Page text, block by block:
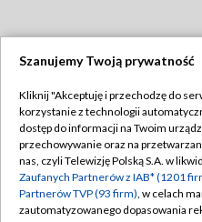
Abonament TVP
Emisja w TVP
Centrum informacji TVP
Polityka
Szanujemy Twoją prywatność
Kliknij "Akceptuję i przechodzę do
korzystanie z technologii
dostęp do informacji na Twoim
przechowywanie oraz na
nas, czyli Telewizję Polską S.A. w
Zaufanych Partnerów z IAB* (1201
Partnerów TVP (93 firm), w celach
zautomatyzowanego dopasowania